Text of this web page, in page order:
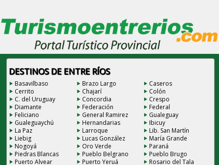
DESTINOS DE ENTRE RÍOS
Basavilbaso Brazo Largo
Caseros
Cerrito
Chajarí
Colón
C. del Uruguay
Concordia
Crespo
Diamante
Federación
Federal
Feliciano
General Ramirez
Gualeguay
Gualeguaychú
Hernandarias
Ibicuy
La Paz
Larroque
Lib. San Martín
Liebig
Lucas González
María Grande
Nogoyá
Oro Verde
Paraná
Piedras Blancas
Pueblo Belgrano
Pueblo Brugo
Puerto Alvear
Puerto Yeruá
Rosario del Tala